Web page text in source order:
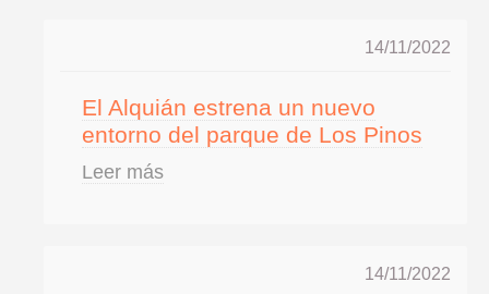
14/11/2022
El Alquián estrena un nuevo
entorno del parque de Los Pinos
Leer más
14/11/2022